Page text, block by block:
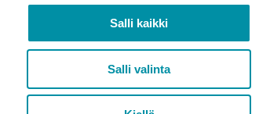
Salli kaikki
Salli valinta